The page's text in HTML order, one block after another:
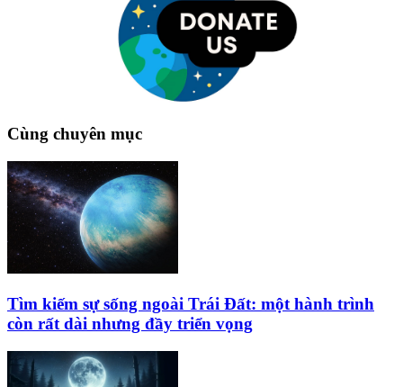
Cùng chuyên mục
Tìm kiếm sự sống ngoài Trái Đất: một hành trình
còn rất dài nhưng đầy triển vọng